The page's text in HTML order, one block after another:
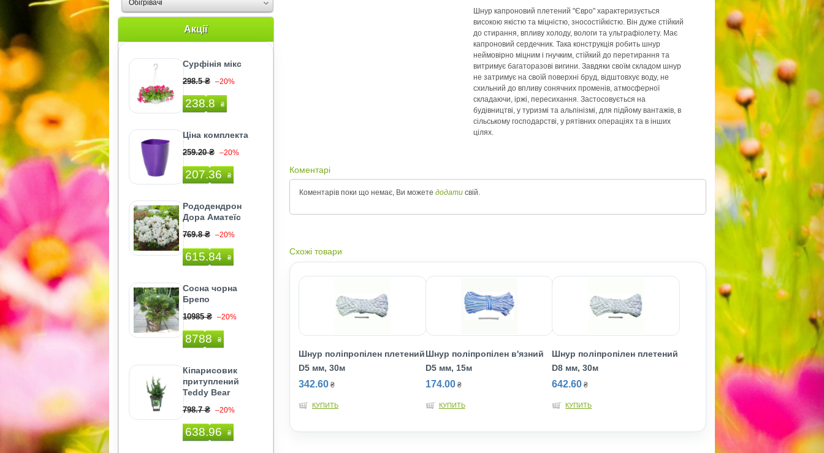
Oбігрівачі
Акції
Сурфінія мікс
298.5 ₴ –20%
238.8 ₴
Ціна комплекта
259.20 ₴ –20%
207.36 ₴
Рододендрон
Дора Аматеїс
769.8 ₴ –20%
615.84 ₴
Сосна чорна
Брепо
10985 ₴ –20%
8788 ₴
Кіпарисовик
притуплений
Teddy Bear
798.7 ₴ –20%
638.96 ₴
Шнур капроновий плетений "Євро" характеризується
високою якістю та міцністю, зносостійкістю. Він дуже стійкий
до стирання, впливу холоду, вологи та ультрафіолету. Має
капроновий сердечник. Така конструкція робить шнур
неймовірно міцним і гнучким, стійкий до перетирання та
витримує багаторазові вигини. Завдяки своїм складом шнур
не затримує на своїй поверхні бруд, відштовхує воду, не
схильний до впливу сонячних променів, атмосферної
складаючи, іржі, пересихання. Застосовується на
будівництві, у туризмі та альпінізмі, для підйому вантажів, в
сільському господарстві, у рятівних операціях та в інших
цілях.
Коментарі
Коментарів поки що немає, Ви можете додати свій.
Схожі товари
Шнур полiпропiлен плетений
D5 мм, 30м
342.60 ₴
КУПИТЬ
Шнур полiпропiлен в'язний
D5 мм, 15м
174.00 ₴
КУПИТЬ
Шнур полiпропiлен плетений
D8 мм, 30м
642.60 ₴
КУПИТЬ